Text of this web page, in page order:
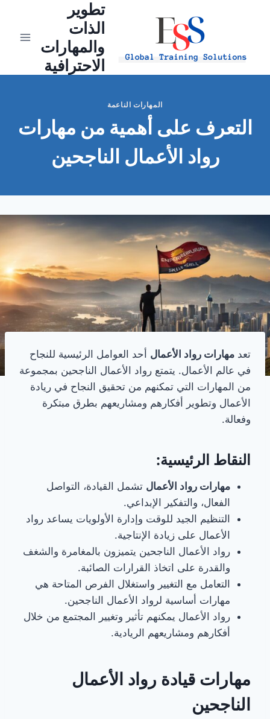
تطوير
الذات
والمهارات
الاحترافية
المهارات الناعمة
التعرف على أهمية من مهارات
رواد الأعمال الناجحين
تعد مهارات رواد الأعمال أحد العوامل الرئيسية للنجاح
في عالم الأعمال. يتمتع رواد الأعمال الناجحين بمجموعة
من المهارات التي تمكنهم من تحقيق النجاح في ريادة
الأعمال وتطوير أفكارهم ومشاريعهم بطرق مبتكرة
وفعالة.
النقاط الرئيسية:
مهارات رواد الأعمال تشمل القيادة، التواصل
الفعال، والتفكير الإبداعي.
التنظيم الجيد للوقت وإدارة الأولويات يساعد رواد
الأعمال على زيادة الإنتاجية.
رواد الأعمال الناجحين يتميزون بالمغامرة والشغف
والقدرة على اتخاذ القرارات الصائبة.
التعامل مع التغيير واستغلال الفرص المتاحة هي
مهارات أساسية لرواد الأعمال الناجحين.
رواد الأعمال يمكنهم تأثير وتغيير المجتمع من خلال
أفكارهم ومشاريعهم الريادية.
مهارات قيادة رواد الأعمال
الناجحين